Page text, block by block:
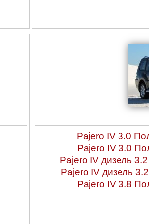
Pajero IV 3.0
Pajero IV 3.0
Pajero IV дизель
Pajero IV дизель
Pajero IV 3.8